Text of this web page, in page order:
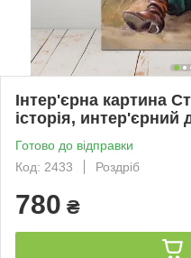
Інтер'єрна картина
історія, интер'єрний
Готово до відправки
Код: 2433
Роздріб
780 ₴